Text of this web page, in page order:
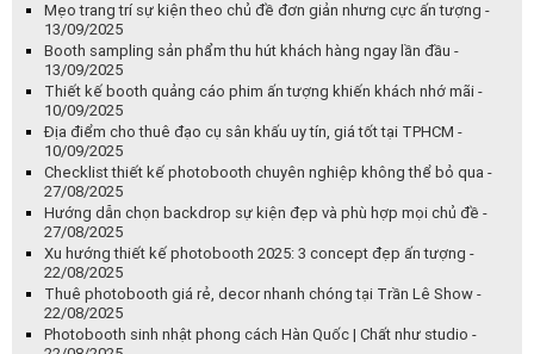
Mẹo trang trí sự kiện theo chủ đề đơn giản nhưng cực ấn tượng -
13/09/2025
Booth sampling sản phẩm thu hút khách hàng ngay lần đầu -
13/09/2025
Thiết kế booth quảng cáo phim ấn tượng khiến khách nhớ mãi -
10/09/2025
Địa điểm cho thuê đạo cụ sân khấu uy tín, giá tốt tại TPHCM -
10/09/2025
Checklist thiết kế photobooth chuyên nghiệp không thể bỏ qua -
27/08/2025
Hướng dẫn chọn backdrop sự kiện đẹp và phù hợp mọi chủ đề -
27/08/2025
Xu hướng thiết kế photobooth 2025: 3 concept đẹp ấn tượng -
22/08/2025
Thuê photobooth giá rẻ, decor nhanh chóng tại Trần Lê Show -
22/08/2025
Photobooth sinh nhật phong cách Hàn Quốc | Chất như studio -